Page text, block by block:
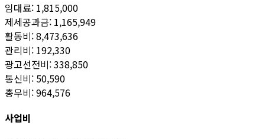
임대료: 1,815,000
제세공과금: 1,165,949
활동비: 8,473,636
관리비: 192,330
광고선전비: 338,850
통신비: 50,590
총무비: 964,576
사업비